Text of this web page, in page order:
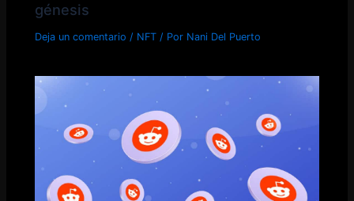
génesis
Deja un comentario / NFT / Por Nani Del Puerto